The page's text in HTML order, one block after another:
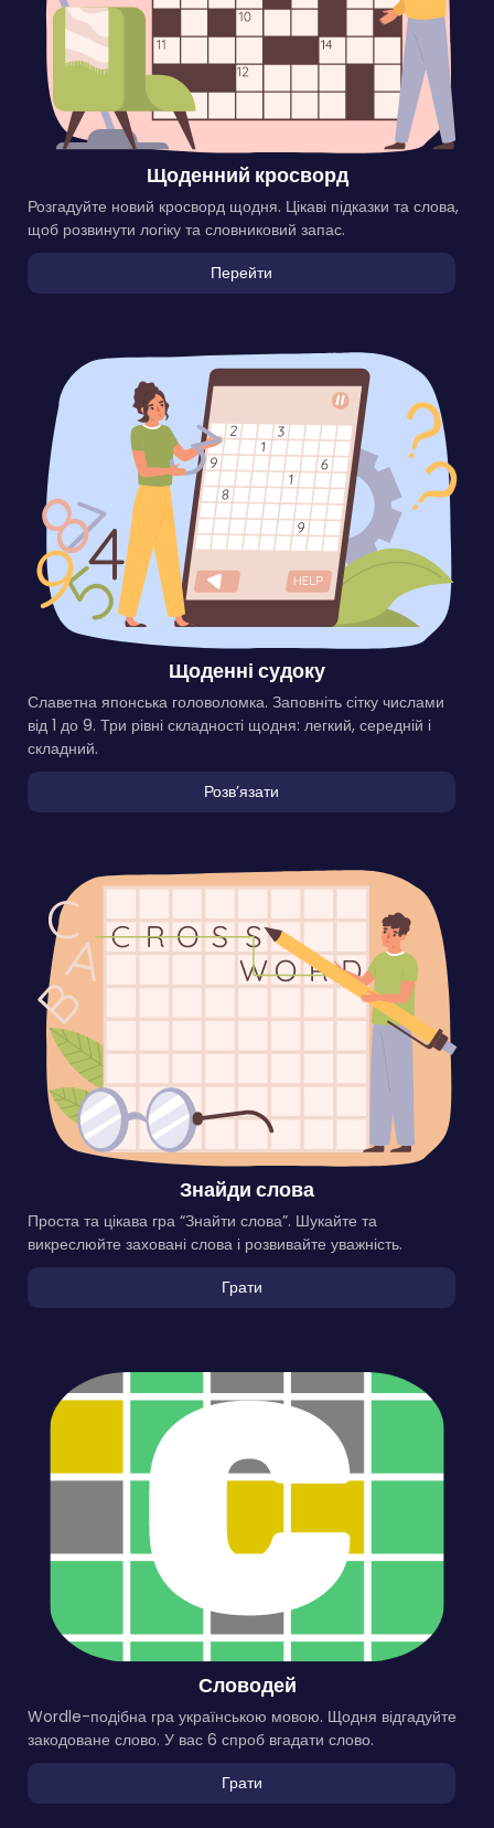
Щоденний кросворд
Розгадуйте новий кросворд щодня. Цікаві підказки та слова,
щоб розвинути логіку та словниковий запас.
Перейти
Щоденні судоку
Славетна японська головоломка. Заповніть сітку числами
від 1 до 9. Три рівні складності щодня: легкий, середній і
складний.
Розвʼязати
Знайди слова
Проста та цікава гра “Знайти слова”. Шукайте та
викреслюйте заховані слова і розвивайте уважність.
Грати
Словодей
Wordle-подібна гра українською мовою. Щодня відгадуйте
закодоване слово. У вас 6 спроб вгадати слово.
Грати